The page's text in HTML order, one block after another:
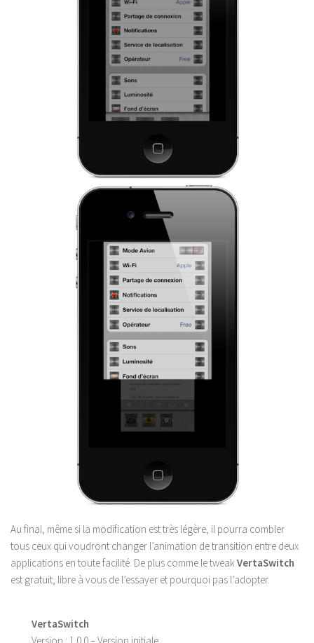
Au final, même si la modification est très légère, il pourra combler
tous ceux qui voudront changer l’animation de transition entre deux
applications en toute facilité. De plus comme le tweak VertaSwitch
est gratuit, libre à vous de l’essayer et pourquoi pas l’adopter.
VertaSwitch